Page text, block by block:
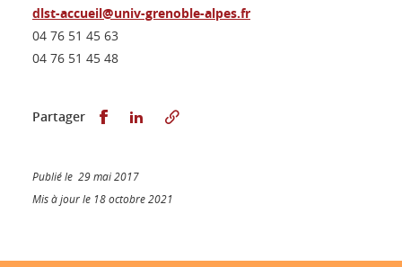
dlst-accueil@univ-grenoble-alpes.fr
04 76 51 45 63
04 76 51 45 48
Partager Partager sur Facebook
Partager sur LinkedIn
Publié le 29 mai 2017
Mis à jour le 18 octobre 2021